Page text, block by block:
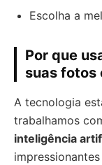
Escolha a
Por que
suas fotos
A tecnologia
trabalhamos
inteligência